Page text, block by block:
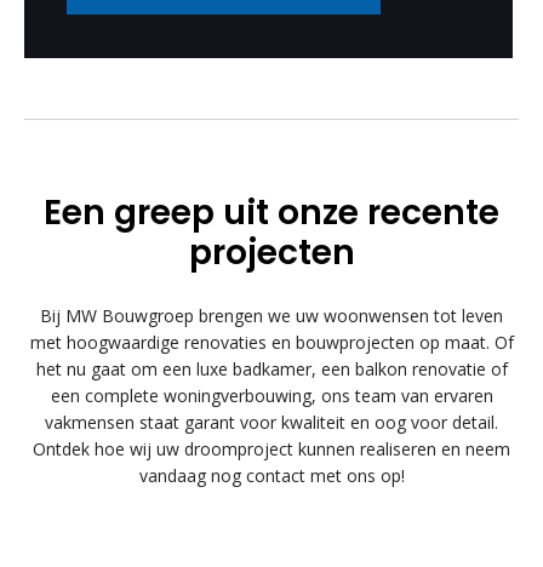
Een greep uit onze recente
projecten
Bij MW Bouwgroep brengen we uw woonwensen tot leven
met hoogwaardige renovaties en bouwprojecten op maat. Of
het nu gaat om een luxe badkamer, een balkon renovatie of
een complete woningverbouwing, ons team van ervaren
vakmensen staat garant voor kwaliteit en oog voor detail.
Ontdek hoe wij uw droomproject kunnen realiseren en neem
vandaag nog contact met ons op!